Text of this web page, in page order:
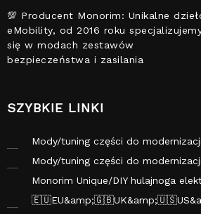
💯 Producent Monorim: Unikalne
eMobility, od 2016 roku
się w modach zestawów
bezpieczeństwa i zasilania
SZYBKIE LINKI
Mody/tuning części do
elektrycznej<brand by monorim></
Mody/tuning części do
elektrycznego<brand by
Monorim Unique/DIY hulajnoga
elektryczny/motocykl